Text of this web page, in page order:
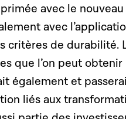
avec le
avec
critères de durabilité.
que l’on peut
également et
liés aux